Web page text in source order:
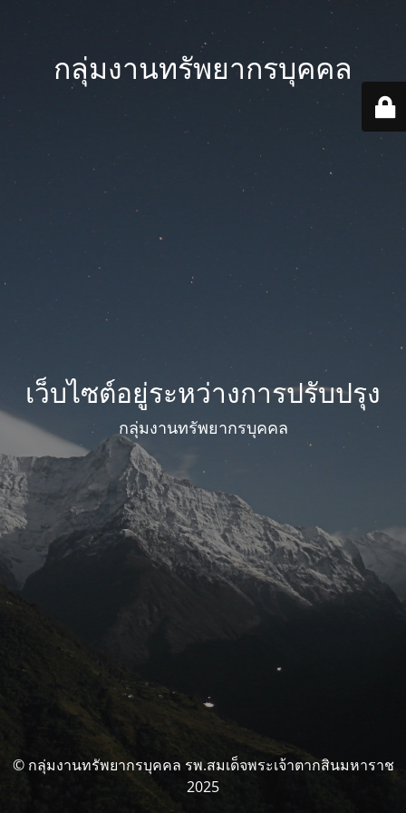
กลุ่มงานทรัพยากรบุคคล
เว็บไซต์อยู่ระหว่างการปรับปรุง
กลุ่มงานทรัพยากรบุคคล
© กลุ่มงานทรัพยากรบุคคล รพ.สมเด็จพระเจ้าตากสินมหาราช
2025